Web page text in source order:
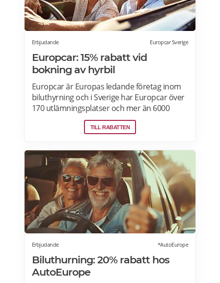
Erbjudande Europcar Sverige
Europcar: 15% rabatt vid
bokning av hyrbil
Europcar är Europas ledande företag inom
biluthyrning och i Sverige har Europcar över
170 utlämningsplatser och mer än 6000
bilar. Ta del av våra aktuella erbjudanden
och läs mer om pensionärsrabatter hos
TILL RABATTEN
Erbjudande *AutoEurope
Biluthurning: 20% rabatt hos
AutoEurope